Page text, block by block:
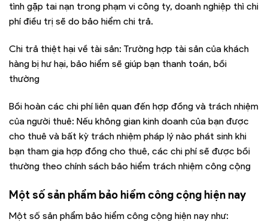
tình gặp tai nạn trong phạm vi công ty, doanh nghiệp thì chi
phí điều trị sẽ do bảo hiểm chi trả.
Chi trả thiệt hại về tài sản: Trường hợp tài sản của khách
hàng bị hư hại, bảo hiểm sẽ giúp bạn thanh toán, bồi
thường
Bồi hoàn các chi phí liên quan đến hợp đồng và trách nhiệm
của người thuê: Nếu không gian kinh doanh của bạn được
cho thuê và bất kỳ trách nhiệm pháp lý nào phát sinh khi
bạn tham gia hợp đồng cho thuê, các chi phí sẽ được bồi
thường theo chính sách bảo hiểm trách nhiệm công cộng
Một số sản phẩm bảo hiểm công cộng hiện nay
Một số sản phẩm bảo hiểm công cộng hiện nay như: